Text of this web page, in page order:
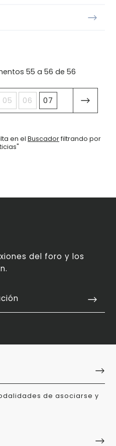
55 a 56 de 56
05 06 07
en el Buscadorfiltrando por
del foro y los
de asociarse y